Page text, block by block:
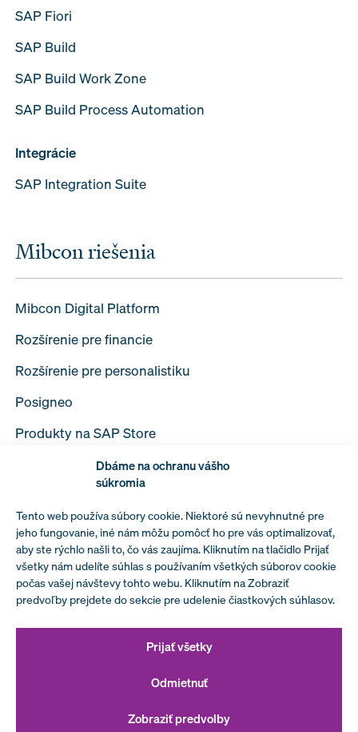
Dbáme na ochranu vášho
súkromia
Tento web používa súbory cookie. Niektoré sú nevyhnutné pre
jeho fungovanie, iné nám môžu pomôcť ho pre vás optimalizovať,
aby ste rýchlo našli to, čo vás zaujíma. Kliknutím na tlačidlo Prijať
všetky nám udelíte súhlas s používaním všetkých súborov cookie
počas vašej návštevy tohto webu. Kliknutím na Zobraziť
predvoľby prejdete do sekcie pre udelenie čiastkových súhlasov.
Prijať všetky
Odmietnuť
Zobraziť predvolby
SAP Fiori
SAP Build
SAP Build Work Zone
SAP Build Process Automation
Integrácie
SAP Integration Suite
Mibcon riešenia
Mibcon Digital Platform
Rozšírenie pre financie
Rozšírenie pre personalistiku
Posigneo
Produkty na SAP Store
Spracovanie osobných údajov
Podmienky spolupráce s MIBFORMA a.s.
Prehlásenie vedenia spoločnosti k politike
bezpečnosti informácií